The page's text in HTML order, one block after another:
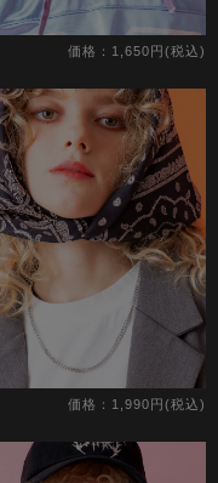
価格：1,650円(税込)
価格：1,990円(税込)